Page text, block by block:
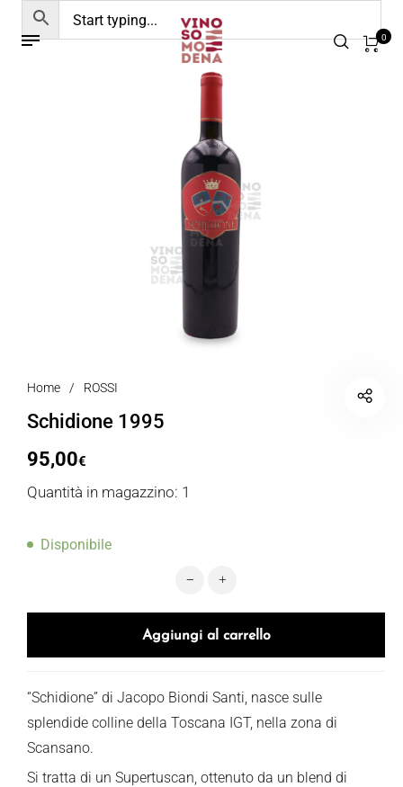
0
Home / ROSSI
Schidione 1995
95,00€
Quantità in magazzino: 1
Disponibile
Schidione 1995 quantità
Aggiungi al carrello
“Schidione” di Jacopo Biondi Santi, nasce sulle
splendide colline della Toscana IGT, nella zona di
Scansano.
Si tratta di un Supertuscan, ottenuto da un blend di